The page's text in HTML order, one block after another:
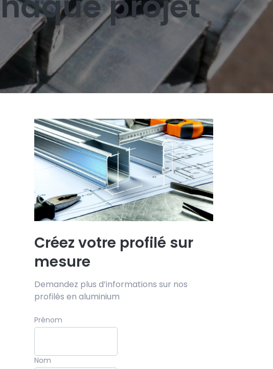
Créez votre profilé sur
mesure
Demandez plus d’informations sur nos
profilés en aluminium
Prénom
Nom